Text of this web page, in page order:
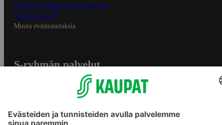
Mobiilisovelluksen saavutettavuus
Mainostajalle
Muuta evästeasetuksia
S-ryhmän palvelut
Yhteishyvä Ruoka -sovellus